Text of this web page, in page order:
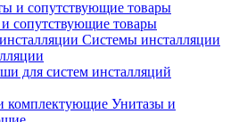
сопутствующие товары
Системы инсталляции
для систем инсталляций
Унитазы и